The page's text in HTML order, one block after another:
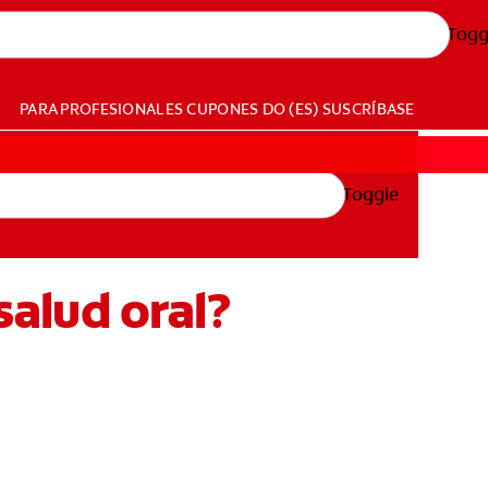
PARA PROFESIONALESCUPONES DO (ES) SUSCRÍBASE
Toggle
oral?